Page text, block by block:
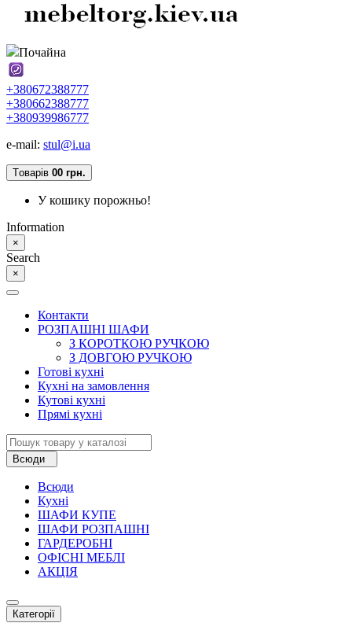
Почайна
+380672388777
+380662388777
+380939986777
e-mail: stul@i.ua
Tоварів 00 грн.
У кошику порожньо!
Information
×
Search
×
Контакти
РОЗПАШНІ ШАФИ
З КОРОТКОЮ РУЧКОЮ
З ДОВГОЮ РУЧКОЮ
Готові кухні
Кухні на замовлення
Кутові кухні
Прямі кухні
Всюди
Всюди
Кухні
ШАФИ КУПЕ
ШАФИ РОЗПАШНІ
ГАРДЕРОБНІ
ОФІСНІ МЕБЛІ
АКЦІЯ
Категорії